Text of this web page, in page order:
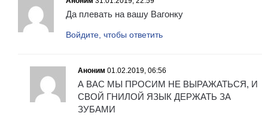
Да плевать на вашу Вагонку
Войдите, чтобы ответить
Аноним 01.02.2019, 06:56
А ВАС МЫ ПРОСИМ НЕ ВЫРАЖАТЬСЯ, И
СВОЙ ГНИЛОЙ ЯЗЫК ДЕРЖАТЬ ЗА
ЗУБАМИ